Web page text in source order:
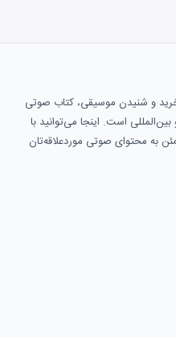
و شنیدن موسیقی، کتاب صوتی
است. اینجا می‌توانید با
به محتوای صوتی موردعلاقه‌تان